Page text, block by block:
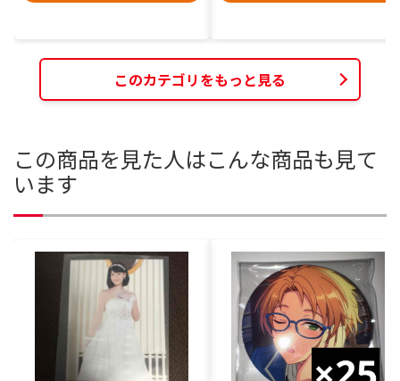
このカテゴリをもっと見る
この商品を見た人はこんな商品も見て
います